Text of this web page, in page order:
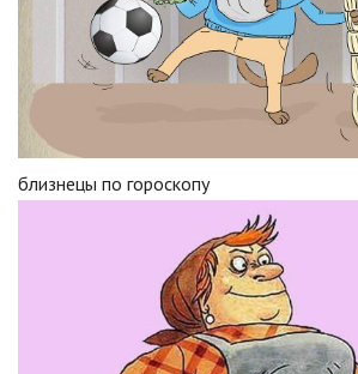
близнецы по гороскопу